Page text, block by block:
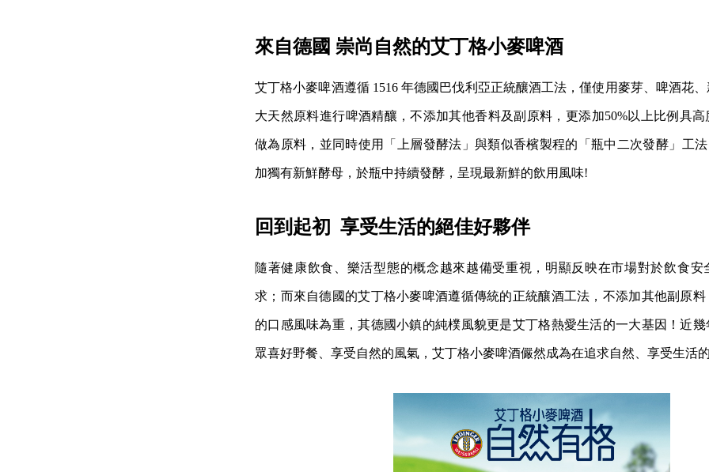
來自德國 崇尚自然的艾丁格小麥啤酒
艾丁格小麥啤酒遵循 1516 年德國巴伐利亞正統釀酒工法，僅使用麥芽、啤酒花
大天然原料進行啤酒精釀，不添加其他香料及副原料，更添加50%以上比例具
做為原料，並同時使用「上層發酵法」與類似香檳製程的「瓶中二次發酵」工
加獨有新鮮酵母，於瓶中持續發酵，呈現最新鮮的飲用風味!
回到起初 享受生活的絕佳好夥伴
隨著健康飲食、樂活型態的概念越來越備受重視，明顯反映在市場對於飲食安
求；而來自德國的艾丁格小麥啤酒遵循傳統的正統釀酒工法，不添加其他副原
的口感風味為重，其德國小鎮的純樸風貌更是艾丁格熱愛生活的一大基因！近
眾喜好野餐、享受自然的風氣，艾丁格小麥啤酒儼然成為在追求自然、享受生活